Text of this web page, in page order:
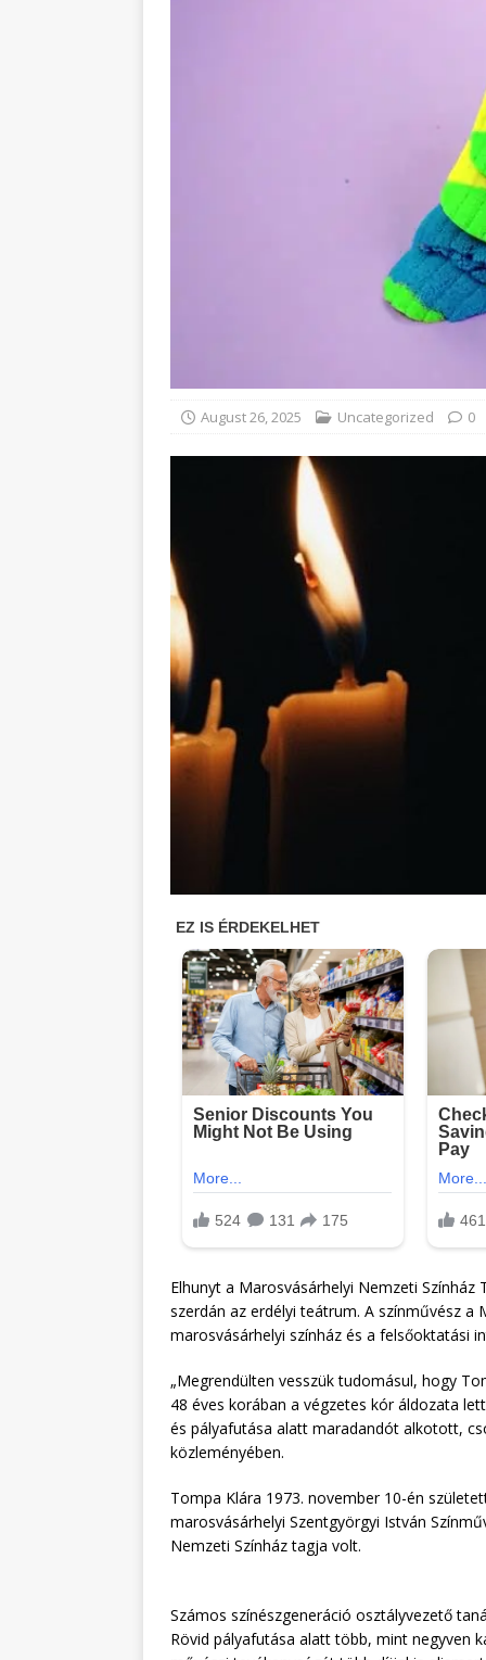
August 26, 2025 Uncategorized 0
Elhunyt a Marosvásárhelyi Nemzeti
szerdán az erdélyi teátrum. A színművész
marosvásárhelyi színház és a felsőoktatási
„Megrendülten vesszük tudomásul, hogy
48 éves korában a végzetes kór áldozata
és pályafutása alatt maradandót alkotott,
közleményében.
Tompa Klára 1973. november 10-én
marosvásárhelyi Szentgyörgyi István
Nemzeti Színház tagja volt.
Számos színészgeneráció osztályvezető
Rövid pályafutása alatt több, mint negyven